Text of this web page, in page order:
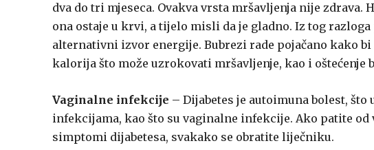
dva do tri mjeseca. Ovakva vrsta mršavljenja nije
ona ostaje u krvi, a tijelo misli da je gladno. Iz tog
alternativni izvor energije. Bubrezi rade pojačano kako
kalorija što može uzrokovati mršavljenje, kao i oštećenje
Vaginalne infekcije – Dijabetes je autoimuna bolest,
infekcijama, kao što su vaginalne infekcije. Ako patite
simptomi dijabetesa, svakako se obratite liječniku.